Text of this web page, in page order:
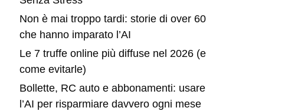
Non è mai troppo tardi: storie di over 60
che hanno imparato l’AI
Le 7 truffe online più diffuse nel 2026 (e
come evitarle)
Bollette, RC auto e abbonamenti: usare
l’AI per risparmiare davvero ogni mese